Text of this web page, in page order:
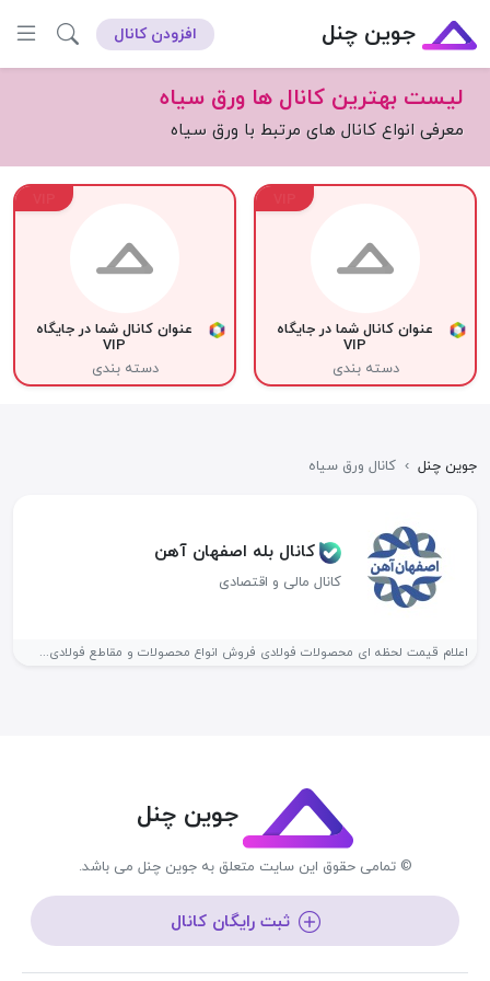
جوین چنل افزودن کانال
لیست بهترین کانال ها ورق سیاه
معرفی انواع کانال های مرتبط با ورق سیاه
عنوان کانال شما در جایگاه
VIP
دسته بندی
عنوان کانال شما در جایگاه
VIP
دسته بندی
جوین چنل › کانال ورق سیاه
کانال بله اصفهان آهن
کانال مالی و اقتصادی
اعلام قیمت لحظه ای محصولات فولادی فروش انواع محصولات و مقاطع فولادی...
جوین چنل
© تمامی حقوق این سایت متعلق به جوین چنل می باشد.
ثبت رایگان کانال